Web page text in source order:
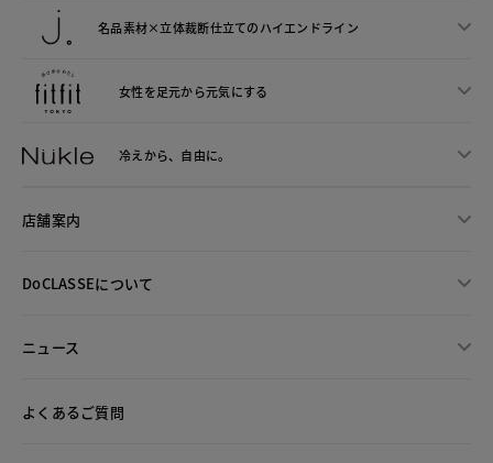
名品素材×立体裁断仕立てのハイエンドライン
女性を足元から元気にする
冷えから、 自由に。
店舗案内
DoCLASSEについて
ニュース
よくあるご質問